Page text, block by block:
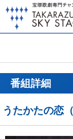
番組詳細
うたかたの恋